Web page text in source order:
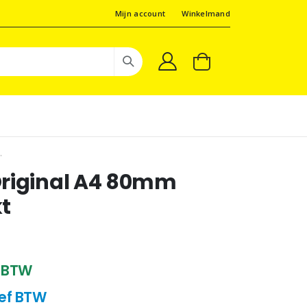
Mijn account Winkelmand
A4 80mm
BTW